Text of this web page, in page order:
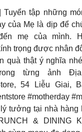
| Tuyển tập những
của Mẹ là dịp để
mẹ của mình.
trọng được nhân
quà thật ý nghĩa
từng ảnh Địa
54 Liễu Giai,
#motherday
tưởng tại nhà hàng
& DINING